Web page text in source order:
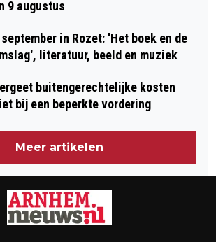
9 augustus
september in Rozet: 'Het boek en de
literatuur, beeld en muziek
buitengerechtelijke kosten
bij een beperkte vordering
Meer artikelen